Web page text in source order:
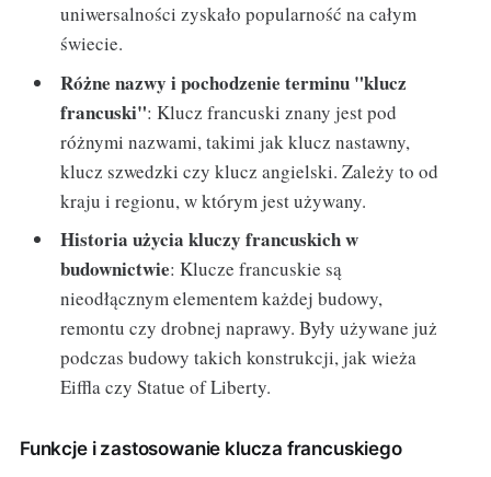
uniwersalności zyskało popularność na całym
świecie.
Różne nazwy i pochodzenie terminu "klucz
francuski": Klucz francuski znany jest pod
różnymi nazwami, takimi jak klucz nastawny,
klucz szwedzki czy klucz angielski. Zależy to od
kraju i regionu, w którym jest używany.
Historia użycia kluczy francuskich w
budownictwie: Klucze francuskie są
nieodłącznym elementem każdej budowy,
remontu czy drobnej naprawy. Były używane już
podczas budowy takich konstrukcji, jak wieża
Eiffla czy Statue of Liberty.
Funkcje i zastosowanie klucza francuskiego